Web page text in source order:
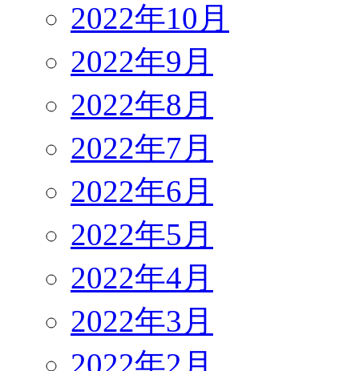
2022年10月
2022年9月
2022年8月
2022年7月
2022年6月
2022年5月
2022年4月
2022年3月